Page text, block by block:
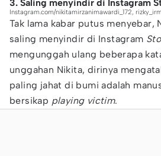
3. Saling menyindir di Instagram
Instagram.com/nikitamirzanimawardi_172,
Tak lama kabar putus menyebar,
saling menyindir di Instagram
mengunggah ulang beberapa
unggahan Nikita, dirinya
paling jahat di bumi adalah
bersikap playing victim.